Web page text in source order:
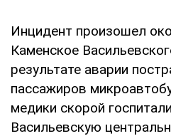
Инцидент произошел
Каменское
результате аварии
пассажиров
медики скорой
Васильевскую